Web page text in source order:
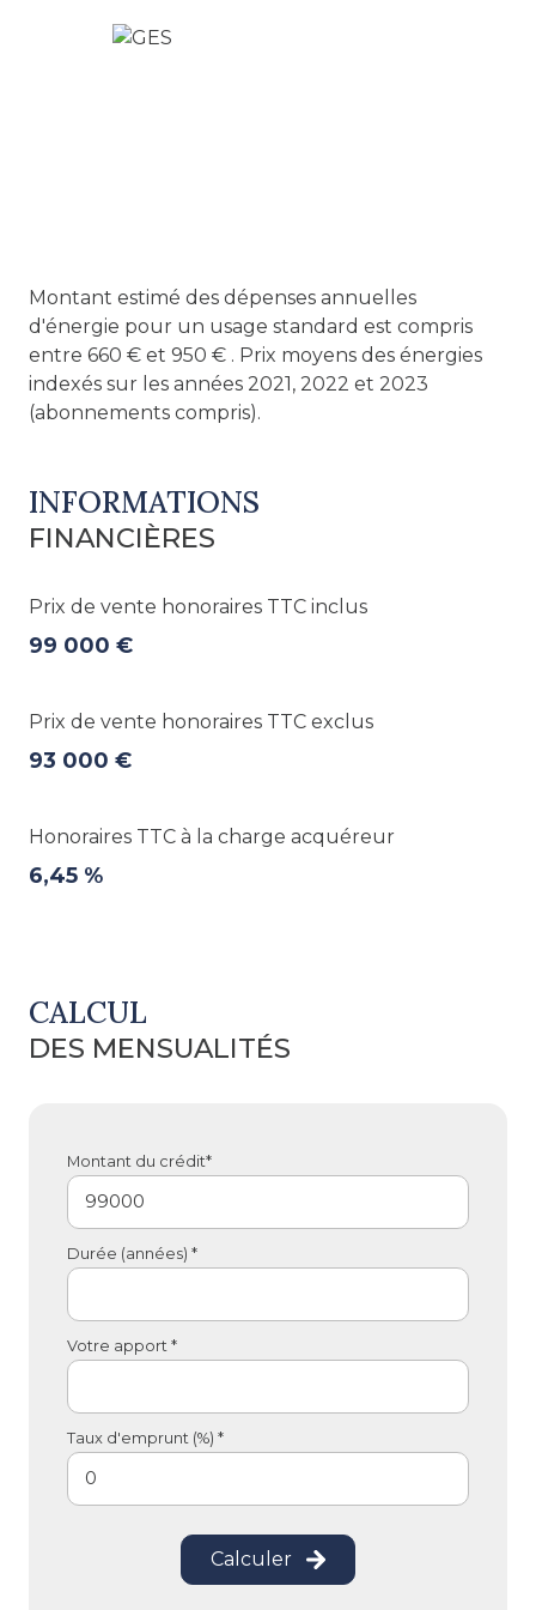
000 € hors honoraires.
Montant estimé des dépenses annuelles
d'énergie pour un usage standard est compris
entre 660 € et 950 € . Prix moyens des énergies
indexés sur les années 2021, 2022 et 2023
(abonnements compris).
INFORMATIONS
FINANCIÈRES
Prix de vente honoraires TTC inclus
99 000 €
Prix de vente honoraires TTC exclus
93 000 €
Honoraires TTC à la charge acquéreur
6,45 %
CALCUL
DES MENSUALITÉS
Montant du crédit*
Durée (années) *
Votre apport *
Taux d'emprunt (%) *
Calculer